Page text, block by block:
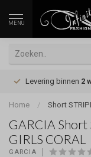
MENU
Levering binnen 2
Home / Short
GARCIA Short
GIRLS CORAL
GARCIA